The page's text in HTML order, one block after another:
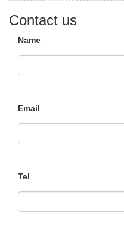
Contact us
Name
Email
Tel